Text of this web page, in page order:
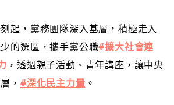
起，黨務團隊深入基層，積極走入
的選區，攜手黨公職#擴大社會連
，透過親子活動、青年講座，讓中央
，#深化民主力量 。